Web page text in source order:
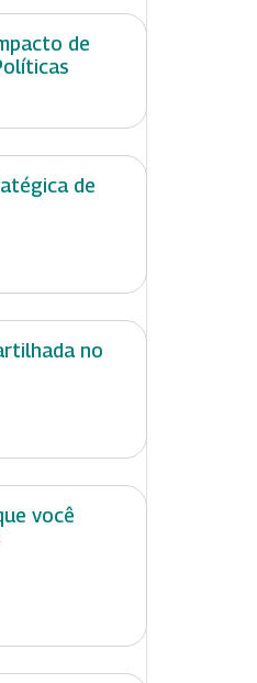
de
de
no
você